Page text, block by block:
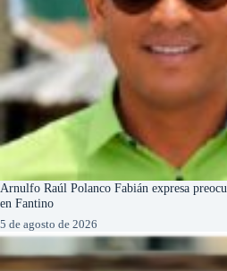
Arnulfo Raúl Polanco Fabián expresa
en Fantino
5 de agosto de 2026